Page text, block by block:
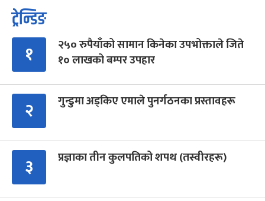
ट्रेन्डिङ
१
२५० रुपैयाँको सामान किनेका उपभोक्ताले जिते
१० लाखको बम्पर उपहार
२ गुन्डुमा अड्किए एमाले पुनर्गठनका प्रस्तावहरू
३ प्रज्ञाका तीन कुलपतिको शपथ (तस्वीरहरू)